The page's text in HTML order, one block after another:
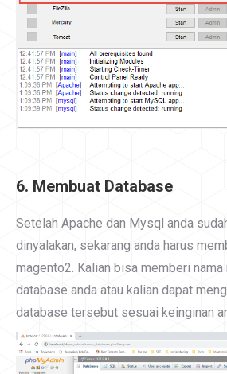
6. Membuat Database
Setelah Apache dan Mysql anda
dinyalakan, sekarang anda harus
magento2. Kalian bisa memberi
database anda atau kalian dapat
database tersebut sesuai keinginan